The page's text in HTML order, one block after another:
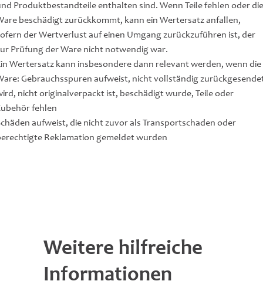
Produktbestandteile enthalten sind. Wenn Teile fehlen oder
beschädigt zurückkommt, kann ein Wertersatz anfallen,
der Wertverlust auf einen Umgang zurückzuführen ist, der
Prüfung der Ware nicht notwendig war.
Wertersatz kann insbesondere dann relevant werden, wenn die
Gebrauchsspuren aufweist, nicht vollständig
nicht originalverpackt ist, beschädigt wurde, Teile oder
fehlen
aufweist, die nicht zuvor als Transportschaden oder
Reklamation gemeldet wurden
Weitere hilfreiche
Informationen